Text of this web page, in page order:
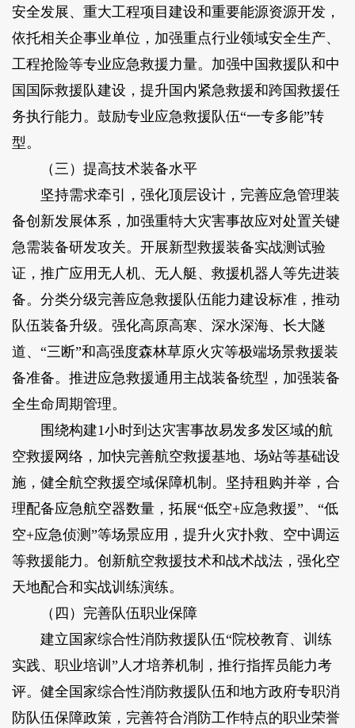
安全发展、重大工程项目建设和重要能源资源开发，
依托相关企事业单位，加强重点行业领域安全生产、
工程抢险等专业应急救援力量。加强中国救援队和中
国国际救援队建设，提升国内紧急救援和跨国救援任
务执行能力。鼓励专业应急救援队伍“一专多能”转
型。
（三）提高技术装备水平
坚持需求牵引，强化顶层设计，完善应急管理装
备创新发展体系，加强重特大灾害事故应对处置关键
急需装备研发攻关。开展新型救援装备实战测试验
证，推广应用无人机、无人艇、救援机器人等先进装
备。分类分级完善应急救援队伍能力建设标准，推动
队伍装备升级。强化高原高寒、深水深海、长大隧
道、“三断”和高强度森林草原火灾等极端场景救援装
备准备。推进应急救援通用主战装备统型，加强装备
全生命周期管理。
围绕构建1小时到达灾害事故易发多发区域的航
空救援网络，加快完善航空救援基地、场站等基础设
施，健全航空救援空域保障机制。坚持租购并举，合
理配备应急航空器数量，拓展“低空+应急救援”、“低
空+应急侦测”等场景应用，提升火灾扑救、空中调运
等救援能力。创新航空救援技术和战术战法，强化空
天地配合和实战训练演练。
（四）完善队伍职业保障
建立国家综合性消防救援队伍“院校教育、训练
实践、职业培训”人才培养机制，推行指挥员能力考
评。健全国家综合性消防救援队伍和地方政府专职消
防队伍保障政策，完善符合消防工作特点的职业荣誉